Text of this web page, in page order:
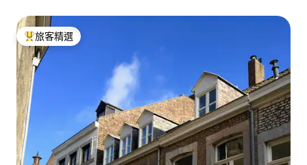
旅客精選榜首
旅客精選